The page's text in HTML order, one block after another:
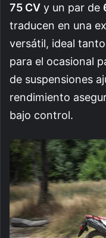
75 CV y un par de
traducen en una
versátil, ideal
para el ocasional
de suspensiones
rendimiento
bajo control.